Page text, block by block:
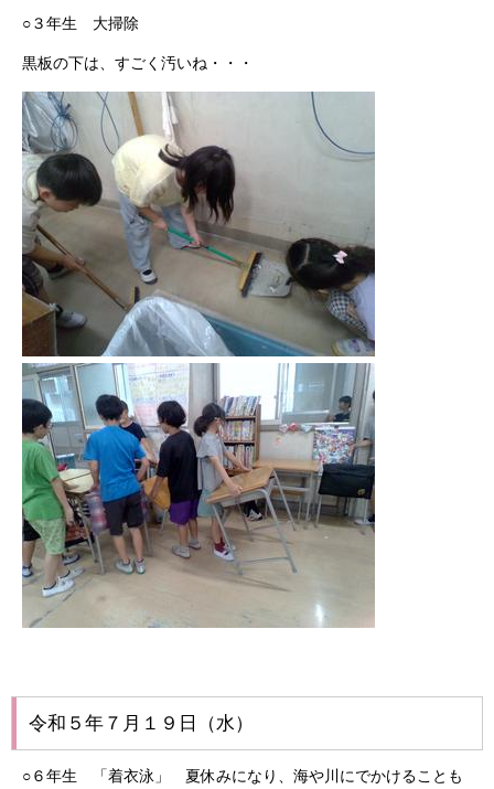
○３年生 大掃除
黒板の下は、すごく汚いね・・・
令和５年７月１９日（水）
○６年生 「着衣泳」 夏休みになり、海や川にでかけることも